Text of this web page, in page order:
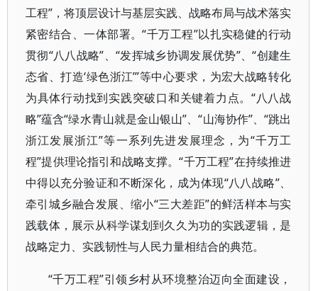
工程”，将顶层设计与基层实践、战略布局与战术落实
紧密结合、一体部署。“千万工程”以扎实稳健的行动
贯彻“八八战略”、“发挥城乡协调发展优势”、“创建生
态省、打造‘绿色浙江’”等中心要求，为宏大战略转化
为具体行动找到实践突破口和关键着力点。“八八战
略”蕴含“绿水青山就是金山银山”、“山海协作”、“跳出
浙江发展浙江”等一系列先进发展理念，为“千万工
程”提供理论指引和战略支撑。“千万工程”在持续推进
中得以充分验证和不断深化，成为体现“八八战略”、
牵引城乡融合发展、缩小“三大差距”的鲜活样本与实
践载体，展示从科学谋划到久久为功的实践逻辑，是
战略定力、实践韧性与人民力量相结合的典范。
“千万工程”引领乡村从环境整治迈向全面建设，